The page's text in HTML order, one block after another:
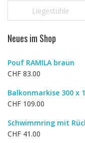
Liegestühle
Neues im Shop
Pouf RAMILA braun
CHF 83.00
Balkonmarkise 300 x
CHF 109.00
Schwimmring mit
CHF 41.00